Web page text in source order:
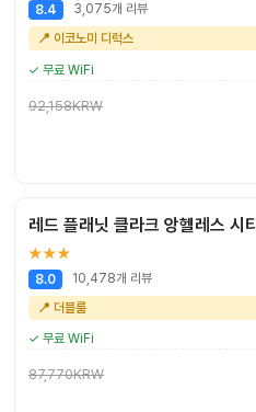
8.4
3,075개 리뷰
📍 이코노미 디럭스
✓ 무료 WiFi
92,158KRW
레드 플래닛 클라크 앙헬레스 시티
★★★
8.0
10,478개 리뷰
📍 더블룸
✓ 무료 WiFi
87,770KRW